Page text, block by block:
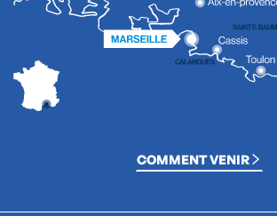
COMMENT VENIR